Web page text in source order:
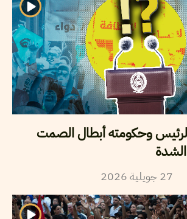
وحكومته أبطال الصمت
27 جويلية2026